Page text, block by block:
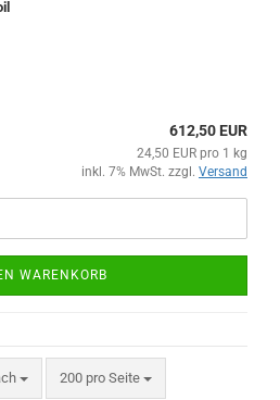
612,50 EUR
24,50 EUR pro 1 kg
inkl. 7% MwSt. zzgl. Versand
WARENKORB
200 pro Seite